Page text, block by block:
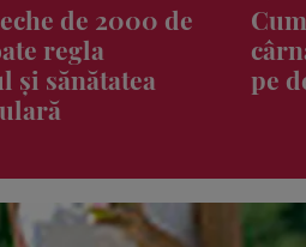
chiftele din
bune de te lingi
Ce
ar